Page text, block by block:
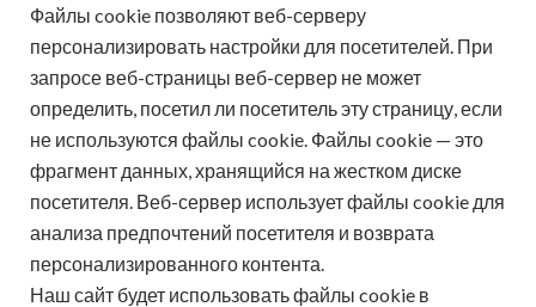
Файлы cookie позволяют веб-серверу
персонализировать настройки для посетителей. При
запросе веб-страницы веб-сервер не может
определить, посетил ли посетитель эту страницу, если
не используются файлы cookie. Файлы cookie — это
фрагмент данных, хранящийся на жестком диске
посетителя. Веб-сервер использует файлы cookie для
анализа предпочтений посетителя и возврата
персонализированного контента.
Наш сайт будет использовать файлы cookie в